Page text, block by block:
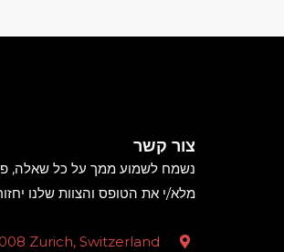
צור קשר
נשמח לשמוע ממך על כל שאלה,
מלא/י את הטופס והצוות שלנו
Zurich, Switzerland